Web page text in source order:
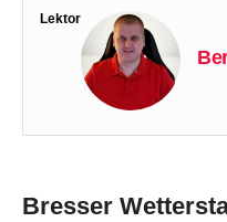
Lektor
Bresser